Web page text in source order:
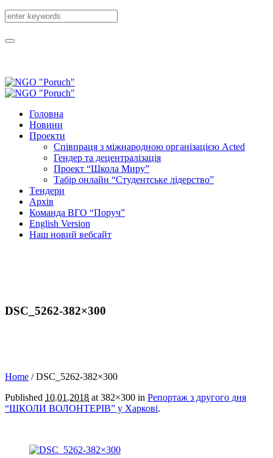
Головна
Новини
Проекти
Співпраця з міжнародною організацією Acted
Гендер та децентралізація
Проект “Школа Миру”
Табір онлайн “Студентське лідерство”
Tендери
Архів
Команда ВГО “Поруч”
English Version
Наш новий вебсайт
DSC_5262-382×300
Home /DSC_5262-382×300
Published 10.01.2018 at 382×300 in Репортаж з другого дня
“ШКОЛИ ВОЛОНТЕРІВ” у Харкові.